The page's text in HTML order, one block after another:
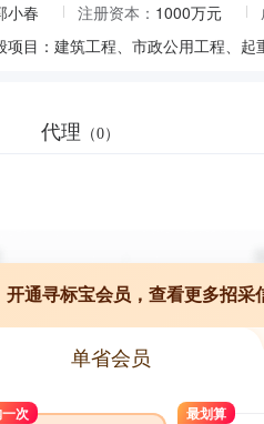
小春 注册资本： 1000万元
代理 （0）
开通寻标宝会员，查看更多招采
单省会员
次 最划算